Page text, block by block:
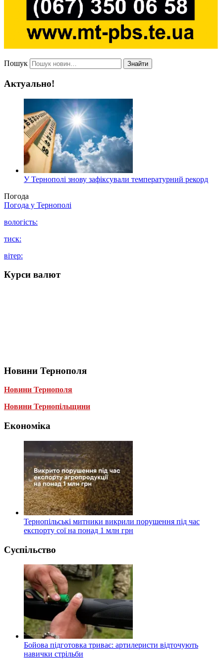
Пошук Знайти
Актуально!
У Тернополі знову зафіксували температурний рекорд
Погода
Погода у Тернополі
вологість:
тиск:
вітер:
Курси валют
Новини Тернополя
Новини Тернополя
Новини Тернопільщини
Економіка
Тернопільські митники викрили порушення під час
експорту сої на понад 1 млн грн
Суспільство
Бойова підготовка триває: артилеристи відточують
навички стрільби